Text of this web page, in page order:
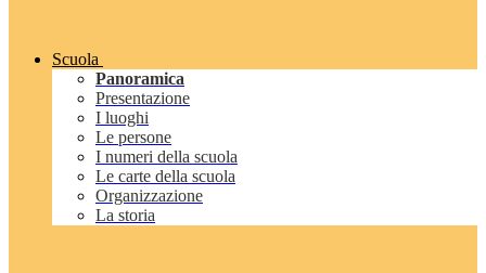
Scuola
Panoramica
Presentazione
I luoghi
Le persone
I numeri della scuola
Le carte della scuola
Organizzazione
La storia